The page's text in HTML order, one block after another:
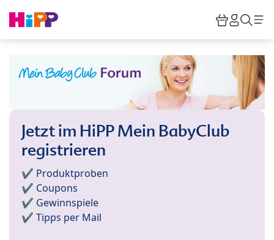
HiPP
Jetzt im HiPP Mein BabyClub
registrieren
✔️ Produktproben
✔️ Coupons
✔️ Gewinnspiele
✔️ Tipps per Mail